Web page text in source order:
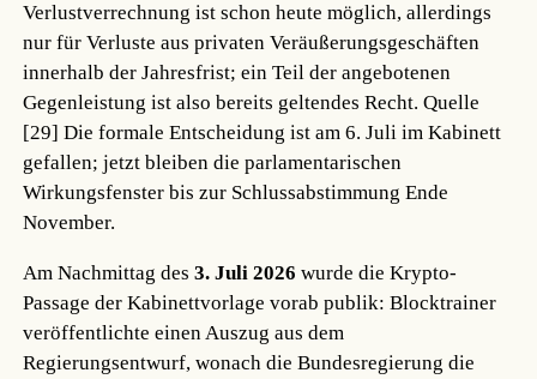
Verlustverrechnung ist schon heute möglich, allerdings
nur für Verluste aus privaten Veräußerungsgeschäften
innerhalb der Jahresfrist; ein Teil der angebotenen
Gegenleistung ist also bereits geltendes Recht.Quelle
[29] Die formale Entscheidung ist am 6. Juli im Kabinett
gefallen; jetzt bleiben die parlamentarischen
Wirkungsfenster bis zur Schlussabstimmung Ende
November.
Am Nachmittag des3. Juli 2026 wurde die Krypto-
Passage der Kabinettvorlage vorab publik: Blocktrainer
veröffentlichte einen Auszug aus dem
Regierungsentwurf, wonach die Bundesregierung die